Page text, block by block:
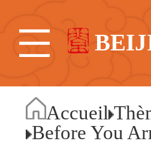
Accueil
Before You